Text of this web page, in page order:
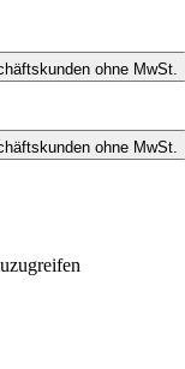
ohne MwSt.
ohne MwSt.